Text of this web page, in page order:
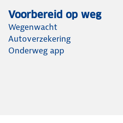
Voorbereid op weg
Wegenwacht
Autoverzekering
Onderweg app